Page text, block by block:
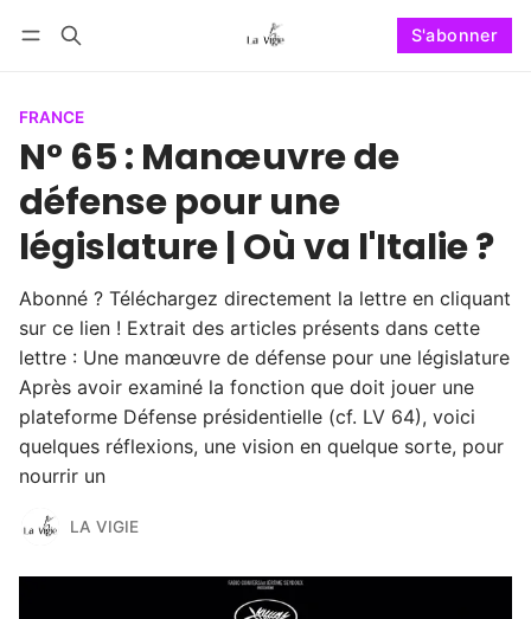
S'abonner
FRANCE
N° 65 : Manœuvre de
défense pour une
législature | Où va l'Italie ?
Abonné ? Téléchargez directement la lettre en cliquant
sur ce lien ! Extrait des articles présents dans cette
lettre : Une manœuvre de défense pour une législature
Après avoir examiné la fonction que doit jouer une
plateforme Défense présidentielle (cf. LV 64), voici
quelques réflexions, une vision en quelque sorte, pour
nourrir un
LA VIGIE